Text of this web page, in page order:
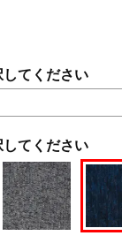
てください
てください